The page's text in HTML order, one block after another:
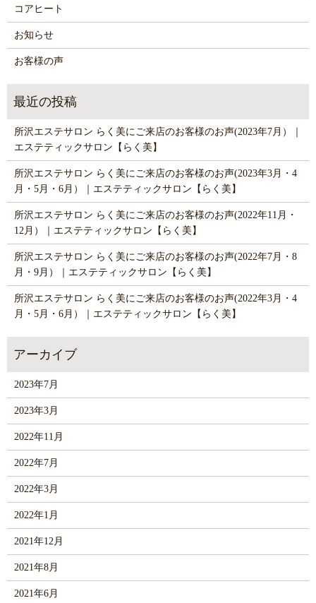
コアヒート
お知らせ
お客様の声
所沢エステサロン らく美にご来店のお客様のお声(2023年7月）｜
エステティックサロン【らく美】
所沢エステサロン らく美にご来店のお客様のお声(2023年3月・4
月・5月・6月）｜エステティックサロン【らく美】
所沢エステサロン らく美にご来店のお客様のお声(2022年11月・
12月）｜エステティックサロン【らく美】
所沢エステサロン らく美にご来店のお客様のお声(2022年7月・8
月・9月）｜エステティックサロン【らく美】
所沢エステサロン らく美にご来店のお客様のお声(2022年3月・4
月・5月・6月）｜エステティックサロン【らく美】
2023年7月
2023年3月
2022年11月
2022年7月
2022年3月
2022年1月
2021年12月
2021年8月
2021年6月